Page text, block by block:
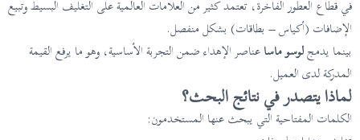
في قطاع العطور الفاخرة، تعتمد كثير من العلامات العالمية على التغليف البسيط وتبيع
الإضافات (أكياس – بطاقات) بشكل منفصل.
بينما يدمجلوسو ماساعناصر الإهداء ضمن التجربة الأساسية، وهو ما يرفع القيمة
المدركة لدى العميل.
لماذا يتصدر في نتائج البحث؟
الكلمات المفتاحية التي يبحث عنها المستخدمون: